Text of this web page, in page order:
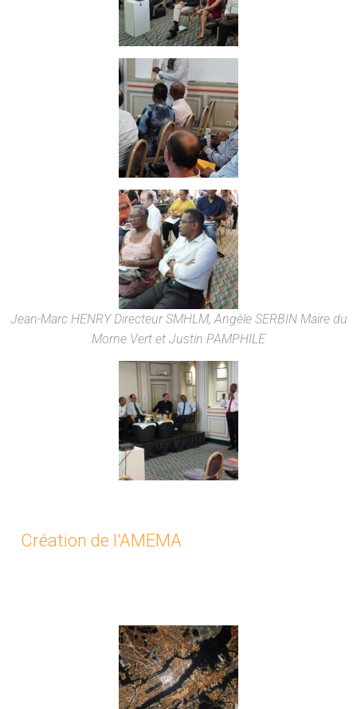
Jean-Marc HENRY Directeur SMHLM, Angèle SERBIN Maire du
Morne Vert et Justin PAMPHILE
Création de l'AMEMA